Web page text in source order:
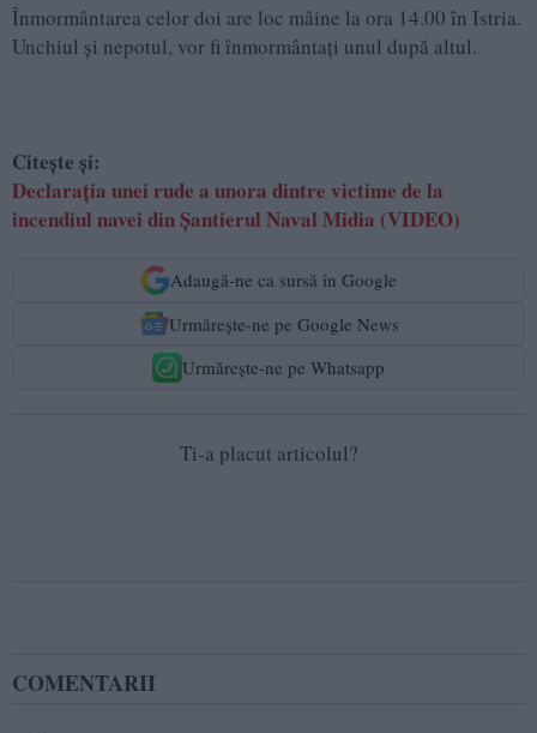
Înmormântarea celor doi are loc mâine la ora 14.00 în Istria.
Unchiul și nepotul, vor fi înmormântați unul după altul.
Citește și:
Declarația unei rude a unora dintre victime de la
incendiul navei din Șantierul Naval Midia (VIDEO)
Adaugă-ne ca sursă în Google
Urmărește-ne pe Google News
Urmărește-ne pe Whatsapp
Ti-a placut articolul?
COMENTARII